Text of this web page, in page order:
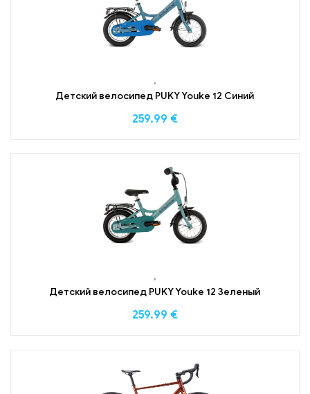
,
Детский велосипед PUKY Youke 12 Синий
259.99 €
,
Детский велосипед PUKY Youke 12 Зеленый
259.99 €